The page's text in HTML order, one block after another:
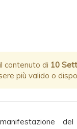
contenuto di 10
più valido o
del